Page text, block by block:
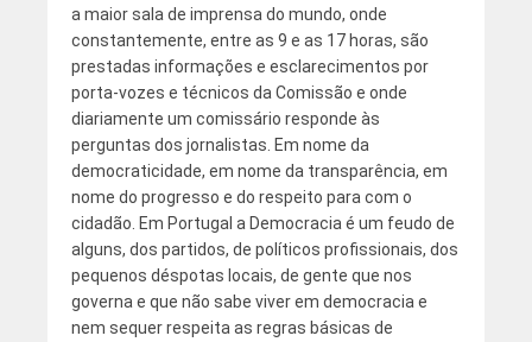
a maior sala de imprensa do mundo, onde
constantemente, entre as 9 e as 17 horas, são
prestadas informações e esclarecimentos por
porta-vozes e técnicos da Comissão e onde
diariamente um comissário responde às
perguntas dos jornalistas. Em nome da
democraticidade, em nome da transparência, em
nome do progresso e do respeito para com o
cidadão. Em Portugal a Democracia é um feudo de
alguns, dos partidos, de políticos profissionais, dos
pequenos déspotas locais, de gente que nos
governa e que não sabe viver em democracia e
nem sequer respeita as regras básicas de